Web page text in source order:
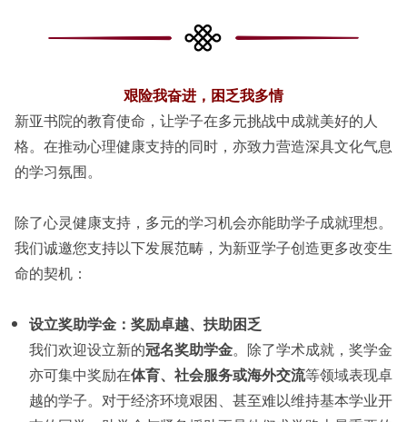
艰险我奋进，困乏我多情
新亚书院的教育使命，让学子在多元挑战中成就美好的人
格。在推动心理健康支持的同时，亦致力营造深具文化气息
的学习氛围。
除了心灵健康支持，多元的学习机会亦能助学子成就理想。
我们诚邀您支持以下发展范畴，为新亚学子创造更多改变生
命的契机：
设立奖助学金：奖励卓越、扶助困乏
我们欢迎设立新的冠名奖助学金。除了学术成就，奖学金
亦可集中奖励在体育、社会服务或海外交流等领域表现卓
越的学子。对于经济环境艰困、甚至难以维持基本学业开